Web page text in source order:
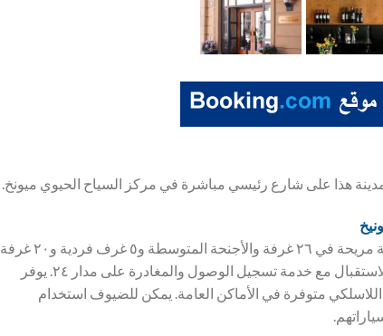
هذا على شارع رئيسي مباشرة في مركز السياح الحيوي ميونخ.
في عام ١٩٠٠ تم بناء فندق المدينة هذا. سيقضي الضيوف إقامة مريحة في ٢٦ غرفة والأجنحة المتوسطة و٥ غرف فردية و٢٠ غرفة
مزدوجة. في هذا الفندق مع مصعد سيرحب بالضيوف في بهو الاستقبال مع خدمة تسجيل الوصول والمغادرة على مدار ٢٤. يوفر
متوفرة في الأماكن العامة. يمكن للضيوف استخدام